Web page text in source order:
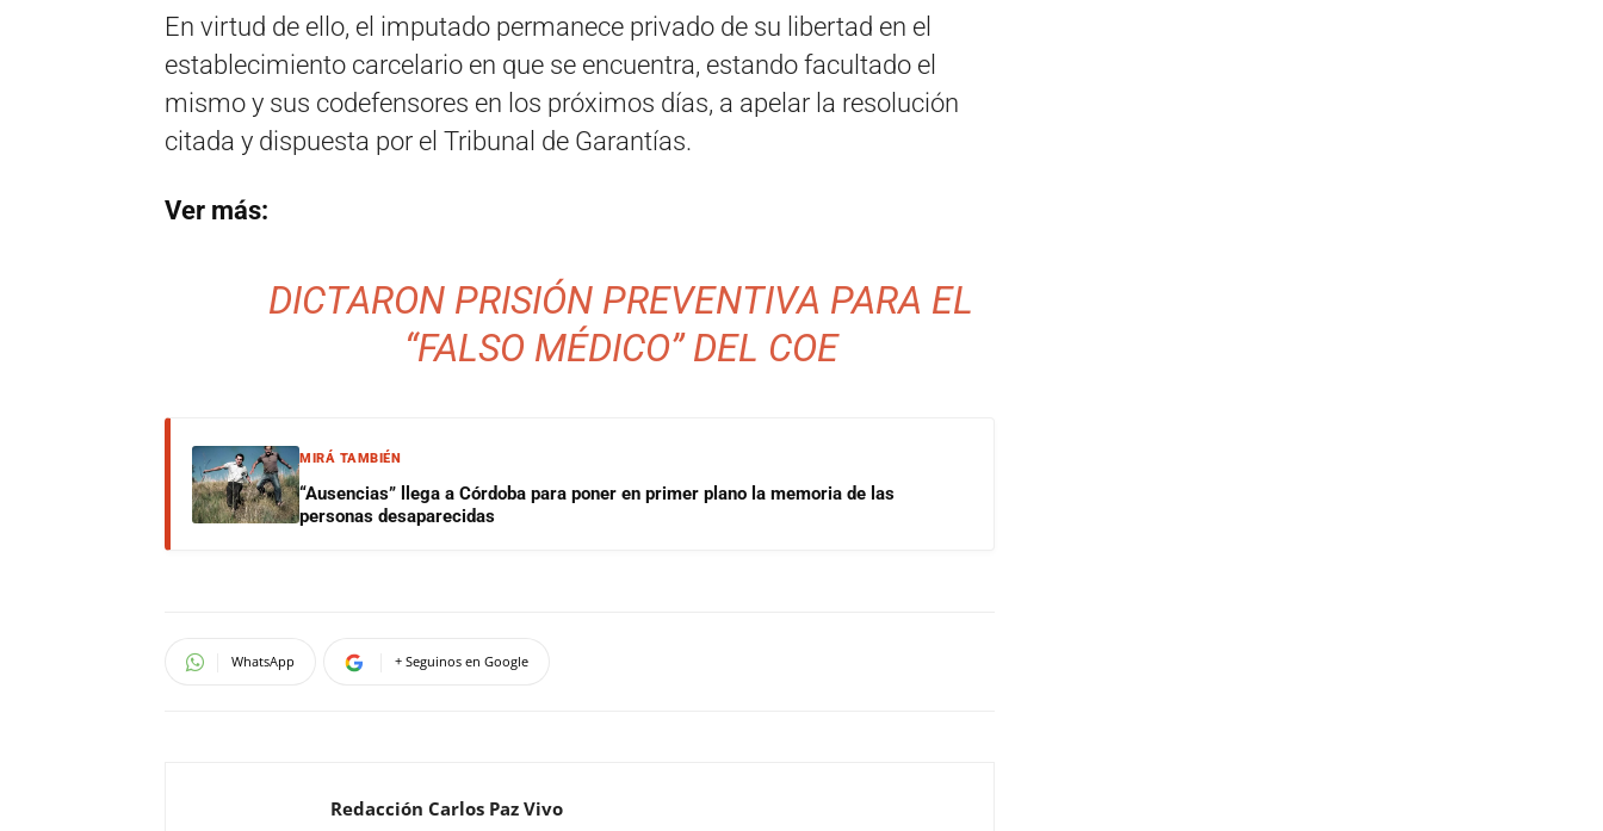
En virtud de ello, el imputado permanece privado de su libertad en el
establecimiento carcelario en que se encuentra, estando facultado el
mismo y sus codefensores en los próximos días, a apelar la resolución
citada y dispuesta por el Tribunal de Garantías.
Ver más:
DICTARON PRISIÓN PREVENTIVA PARA EL
“FALSO MÉDICO” DEL COE
MIRÁ TAMBIÉN
“Ausencias” llega a Córdoba para poner en primer plano la memoria de las
personas desaparecidas
WhatsApp + Seguinos en Google
Redacción Carlos Paz Vivo